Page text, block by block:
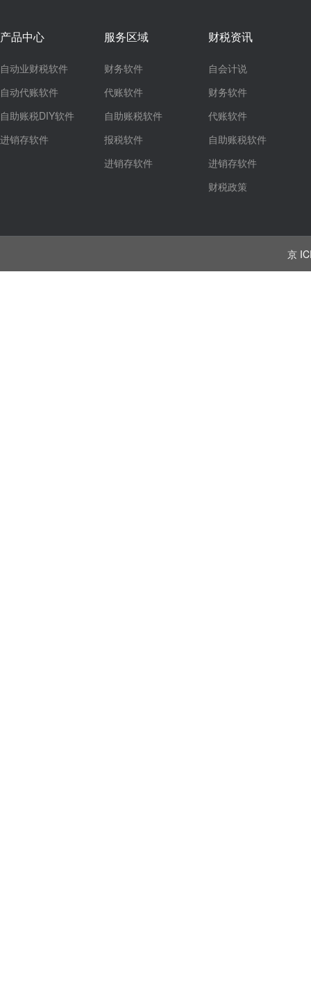
产品中心
自动业财税软件
自动代账软件
自助账税DIY软件
进销存软件
服务区域
财务软件
代账软件
自助账税软件
报税软件
进销存软件
财税资讯
自会计说
财务软件
代账软件
自助账税软件
进销存软件
财税政策
京